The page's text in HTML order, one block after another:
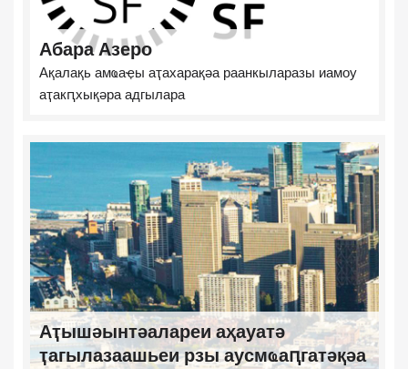
Абара Азеро
Ақалақь амҩаҿы аҭахарақәа раанкыларазы иамоу
аҭакԥхықәра адгылара
Аҭышәынтәалареи аҳауатә
ҭагылазаашьеи рзы аусмҩаԥгатәқәа